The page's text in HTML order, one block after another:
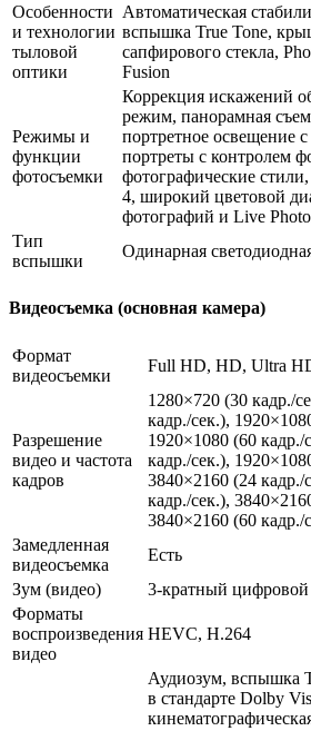
Особенности
и технологии
тыловой
оптики
Автоматическая
вспышка True Tone,
сапфирового стекла,
Fusion
Режимы и
функции
фотосъемки
Коррекция искажений
режим, панорамная
портретное освещение
портреты с контролем
фотографические
4, широкий цветовой
фотографий и Live
Тип
вспышки
Одинарная
Видеосъемка (основная камера)
Формат
видеосъемки
Full HD, HD, Ultra
Разрешение
видео и частота
кадров
1280×720 (30 кадр./
кадр./сек.),
1920×1080 (60
кадр./сек.),
3840×2160 (24 кадр./
кадр./сек.),
3840×2160 (60 кадр./
Замедленная
видеосъемка
Есть
Зум (видео)
3-кратный цифровой
Форматы
воспроизведения
видео
HEVC, H.264
Аудиозум, вспышка
в стандарте Dolby